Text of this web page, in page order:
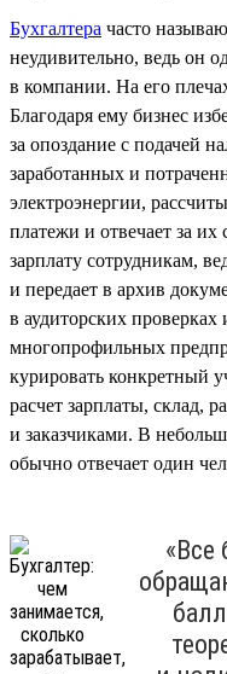
Бухгалтера часто
неудивительно, ведь он
в компании. На его
Благодаря ему бизнес
за опоздание с подачей
заработанных и
электроэнергии,
платежи и отвечает за их
зарплату сотрудникам,
и передает в архив
в аудиторских
многопрофильных
курировать конкретный
расчет зарплаты, склад,
и заказчиками. В
обычно отвечает один
«Все